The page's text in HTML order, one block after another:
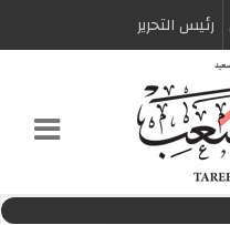
رئیس التحریر